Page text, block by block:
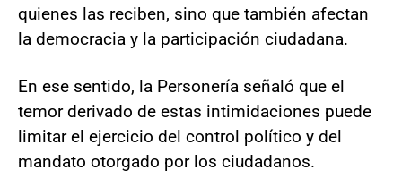
quienes las reciben, sino que también afectan
la democracia y la participación ciudadana.
En ese sentido, la Personería señaló que el
temor derivado de estas intimidaciones puede
limitar el ejercicio del control político y del
mandato otorgado por los ciudadanos.